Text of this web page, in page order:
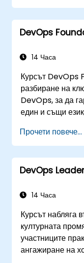
практики за
непрекъснато
непрекъснато
наблюдаемост,
DevOps
14 Часа
Курсът DevOps
разбиране на
DevOps, за да
един и същи
Прочети повече...
DevOps
14 Часа
Курсът набляга
културната
участниците
ангажиране на